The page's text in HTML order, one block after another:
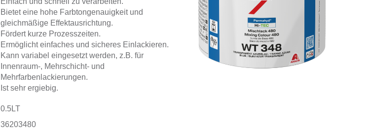
Bietet eine hohe Farbtongenauigkeit und
gleichmäßige Effektausrichtung.
Fördert kurze Prozesszeiten.
Ermöglicht einfaches und sicheres Einlackieren.
Kann variabel eingesetzt werden, z.B. für
Innenraum-, Mehrschicht- und
Mehrfarbenlackierungen.
Ist sehr ergiebig.
0.5LT
36203480